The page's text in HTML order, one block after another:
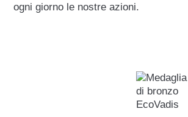
ogni giorno le nostre azioni.